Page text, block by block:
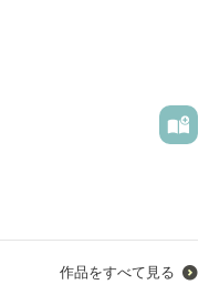
作品をすべて見る